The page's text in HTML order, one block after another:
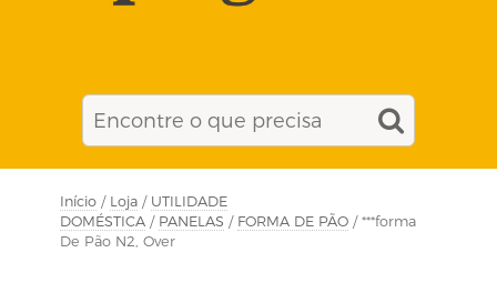
Início / Loja / UTILIDADE
DOMÉSTICA / PANELAS / FORMA DE PÃO / ***forma
De Pão N2, Over